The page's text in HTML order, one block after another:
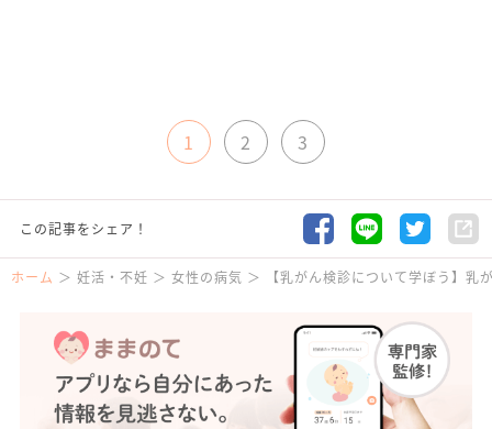
1 2 3
この記事をシェア！
ホーム 妊活・不妊 女性の病気 【乳がん検診について学ぼう】